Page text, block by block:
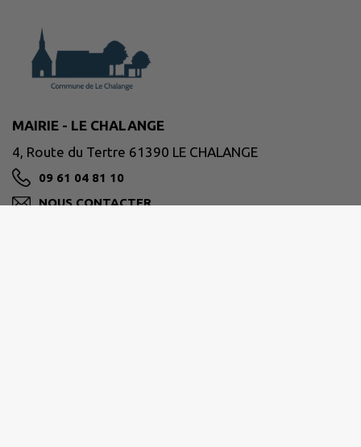
MAIRIE - LE CHALANGE
4, Route du Tertre 61390 LE CHALANGE
09 61 04 81 10
NOUS CONTACTER